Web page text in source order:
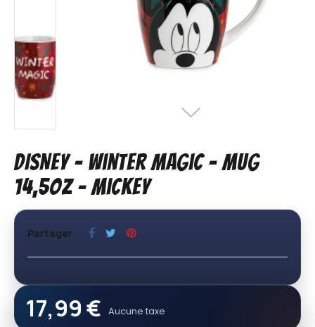
DISNEY - Winter Magic - Mug
14,5oz - Mickey
Partager
17,99 € Aucune taxe